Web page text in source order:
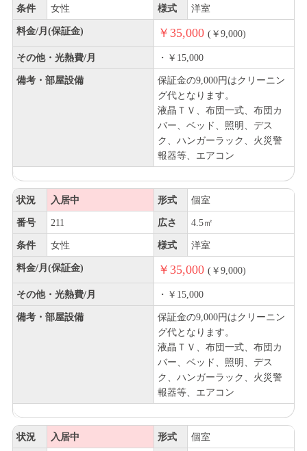
条件 女性 様式 洋室
料金/月(保証金) ￥35,000 (￥9,000)
その他・光熱費/月 ・￥15,000
備考・部屋設備
保証金の9,000円はクリーニン
グ代となります。
液晶ＴＶ、布団一式、布団カ
バー、ベッド、照明、デス
ク、ハンガーラック、火災警
報器等、エアコン
状況 入居中 形式 個室
番号 211 広さ 4.5㎡
条件 女性 様式 洋室
料金/月(保証金) ￥35,000 (￥9,000)
その他・光熱費/月 ・￥15,000
備考・部屋設備
保証金の9,000円はクリーニン
グ代となります。
液晶ＴＶ、布団一式、布団カ
バー、ベッド、照明、デス
ク、ハンガーラック、火災警
報器等、エアコン
状況 入居中 形式 個室